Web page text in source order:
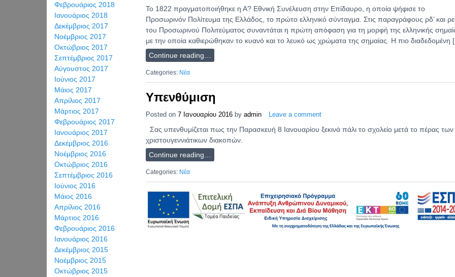
Το 1822 πραγματοποιήθηκε η Α? Εθνική Συνέλευση στην Επίδαυρο, η οποία ψήφισε το
Προσωρινόν Πολίτευμα της Ελλάδος, το πρώτο ελληνικό σύνταγμα. Στις παραγράφους ρδ’ και ρε’
του Προσωρινού Πολιτεύματος συναντάται η πρώτη απόφαση για τη μορφή της ελληνικής
με την οποία καθιερώθηκαν το κυανό και το λευκό ως χρώματα της σημαίας. Η πιο
Continue reading…
Categories: Νέα
Υπενθύμιση
Posted on 7 Ιανουαρίου 2016 by admin Leave a comment
Σας υπενθυμίζεται πως την Παρασκευή 8 Ιανουαρίου ξεκινά πάλι το σχολείο μετά το πέρας των
χριστουγεννιάτικων διακοπών.
Continue reading…
Categories: Νέα
Φεβρουάριος 2018
Ιανουάριος 2018
Δεκέμβριος 2017
Νοέμβριος 2017
Οκτώβριος 2017
Σεπτέμβριος 2017
Αύγουστος 2017
Ιούνιος 2017
Μάιος 2017
Απρίλιος 2017
Μάρτιος 2017
Φεβρουάριος 2017
Ιανουάριος 2017
Δεκέμβριος 2016
Νοέμβριος 2016
Οκτώβριος 2016
Σεπτέμβριος 2016
Ιούνιος 2016
Μάιος 2016
Απρίλιος 2016
Μάρτιος 2016
Φεβρουάριος 2016
Ιανουάριος 2016
Δεκέμβριος 2015
Νοέμβριος 2015
Οκτώβριος 2015